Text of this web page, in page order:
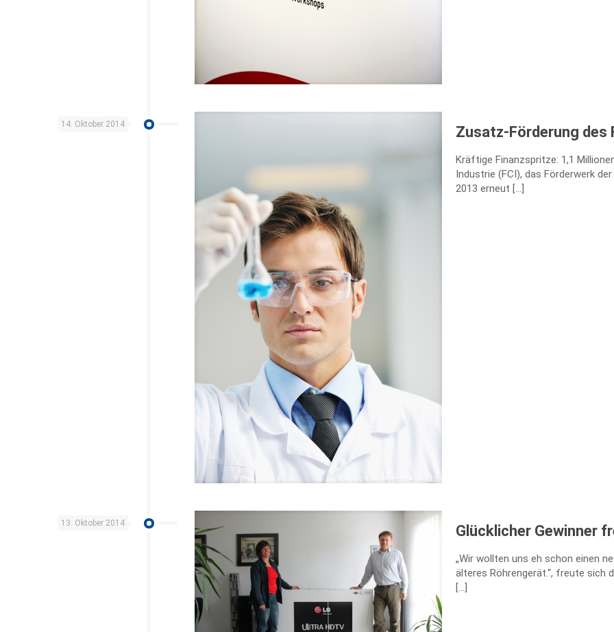
14. Oktober 2014 Zusatz-Förderung des
Kräftige Finanzspritze: 1,1
Industrie (FCI), das Förderwerk
2013 erneut […]
13. Oktober 2014 Glücklicher Gewinner
„Wir wollten uns eh schon einen
älteres Röhrengerät.“, freute sich
[…]